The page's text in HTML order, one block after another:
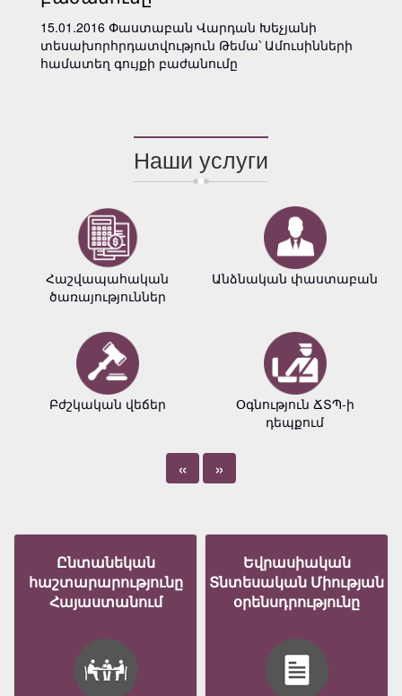
15.01.2016 Փաստաբան Վարդան Խեչյանի
տեսախորհրդատվություն Թեմա՝ Ամուսինների
համատեղ գույքի բաժանումը
Наши услуги
Հաշվապահական
ծառայություններ
Բժշկական վեճեր
Անձնական փաստաբան
Օգնություն ՃՏՊ-ի
դեպքում
« »
Ընտանեկան
հաշտարարությունը
Հայաստանում
Եվրասիական
Տնտեսական Միության
օրենսդրությունը